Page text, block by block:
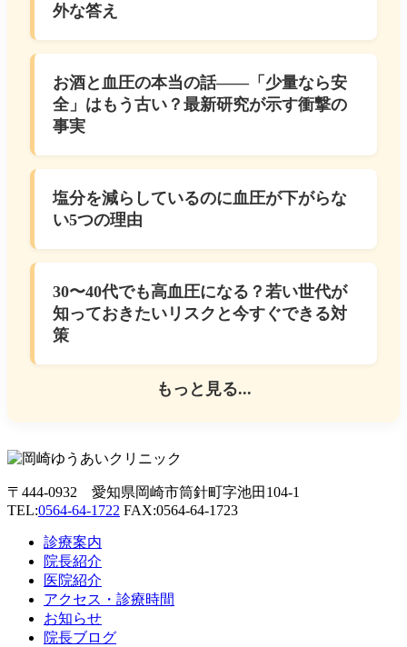
外な答え
お酒と血圧の本当の話――「少量なら安
全」はもう古い？最新研究が示す衝撃の
事実
塩分を減らしているのに血圧が下がらな
い5つの理由
30〜40代でも高血圧になる？若い世代が
知っておきたいリスクと今すぐできる対
策
もっと見る...
〒444-0932 愛知県岡崎市筒針町字池田104-1
TEL:0564-64-1722 FAX:0564-64-1723
診療案内
院長紹介
医院紹介
アクセス・診療時間
お知らせ
院長ブログ